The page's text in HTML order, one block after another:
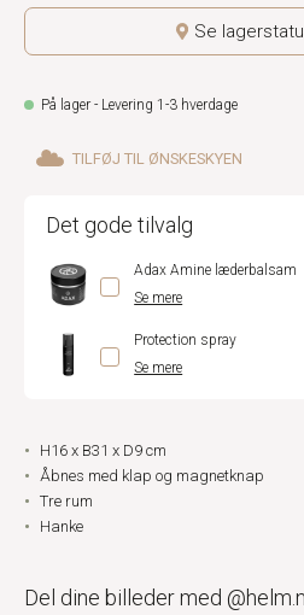
Se
På lager - Levering 1-3 hverdage
TILFØJ TIL ØNSKESKYEN
Det gode tilvalg
Adax Amine læderbalsam
Se mere
Protection spray
Se mere
H16 x B31 x D9 cm
Åbnes med klap og magnetknap
Tre rum
Hanke
Del dine billeder med